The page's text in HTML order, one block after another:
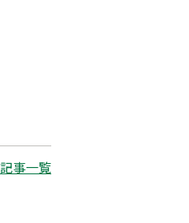
事一覧